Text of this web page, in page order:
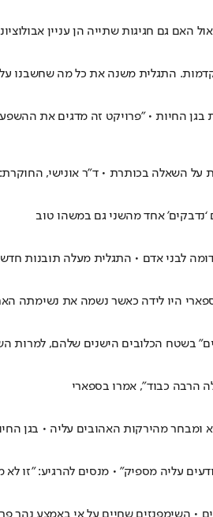
גם חגיגות שתייה הן עניין
התגלית משנה את כל מה שחשבנו על
בגן החיות • "פרויקט זה מדגים
על השאלה בכותרת • ד"ר אונישי,
אחד מהשני גם במשהו טוב
דומה לבני אדם • התגלית מעלה תובנות
בשטח הכלובים הישנים שלהם,
הרבה כבוד", אמרו בספארי
עליה • בגן החיות שבו היא מתגוררת מאז
עליה מספיק" • מנסים להרגיע: "זו